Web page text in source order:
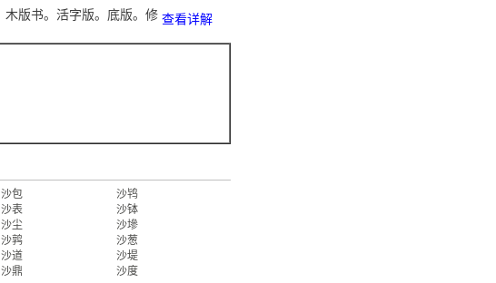
木版书。活字版。底版。修 查看详解
沙包
沙鸨
沙表
沙钵
沙尘
沙墋
沙鹑
沙葱
沙道
沙堤
沙鼎 沙度